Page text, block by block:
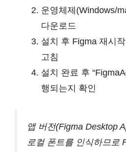
운영체제(Windows/
다운로드
설치 후 Figma 재시
고침
설치 완료 후
행되는지 확인
앱 버전(Figma Desktop
로컬 폰트를 인식하므로